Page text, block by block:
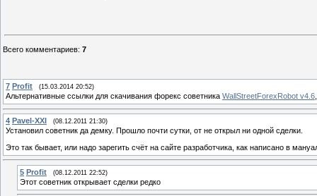
Всего комментариев: 7
7 Profit (15.03.2014 20:52)
Альтернативные ссылки для скачивания форекс советника WallStreetForexRobot v4.6
4 Pavel-XXI (08.12.2011 21:30)
Установил советник да демку. Прошло почти сутки, от не открыл ни одной сделки.
Это так бывает, или надо зарегить счёт на сайте разработчика, как написано в
5 Profit (08.12.2011 22:52)
Этот советник открывает сделки редко